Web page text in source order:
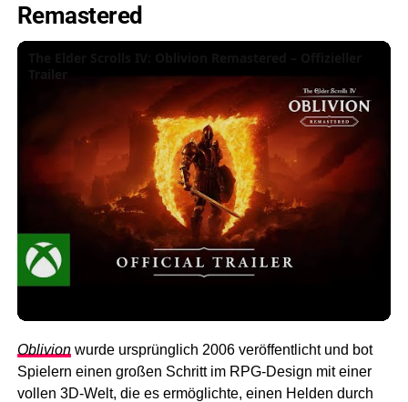
Remastered
Trailer
Oblivionwurde ursprünglich 2006 veröffentlicht und bot
Spielern einen großen Schritt im RPG-Design mit einer
vollen 3D-Welt, die es ermöglichte, einen Helden durch